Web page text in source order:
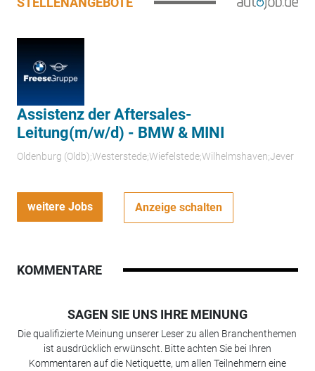
Assistenz der Aftersales-
Leitung(m/w/d) - BMW & MINI
Oldenburg (Oldb);Westerstede;Wiefelstede;Wilhelmshaven;Jever
weitere Jobs Anzeige schalten
KOMMENTARE
SAGEN SIE UNS IHRE MEINUNG
Die qualifizierte Meinung unserer Leser zu allen Branchenthemen
ist ausdrücklich erwünscht. Bitte achten Sie bei Ihren
Kommentaren auf die Netiquette, um allen Teilnehmern eine